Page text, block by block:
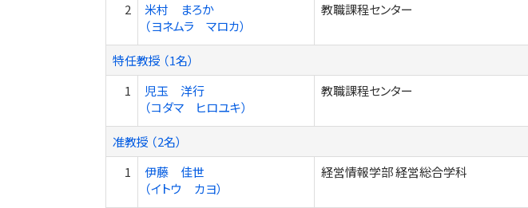
2
米村 まろか
（ヨネムラ マロカ）
教職課程センター
特任教授 （1名）
1
児玉 洋行
（コダマ ヒロユキ）
教職課程センター
准教授 （2名）
1
伊藤 佳世
（イトウ カヨ）
経営情報学部 経営総合学科